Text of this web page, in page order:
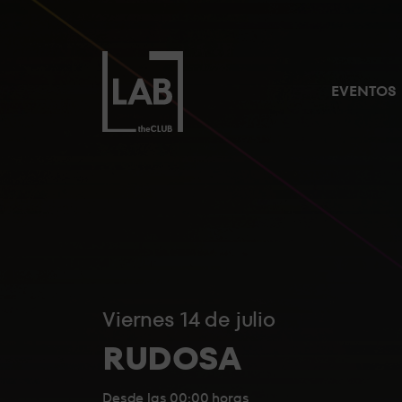
EVENTOS
viernes 14 de julio
RUDOSA
Desde las 00:00 horas
LA
SUITE
STANDARD
6